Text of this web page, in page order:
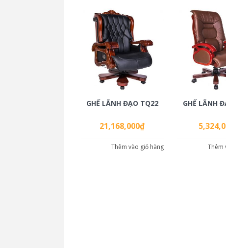
GHẾ LÃNH ĐẠO TQ22
21,168,000₫
Thêm vào giỏ hàng
GHẾ LÃNH
Thêm